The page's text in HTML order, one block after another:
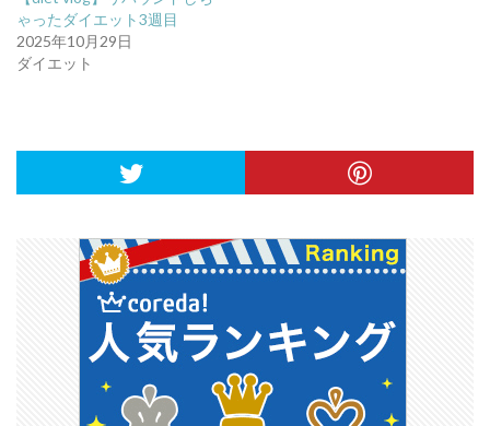
ゃったダイエット3週目
2025年10月29日
ダイエット